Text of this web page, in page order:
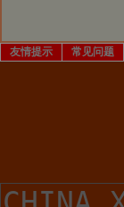
友情提示 常见问题